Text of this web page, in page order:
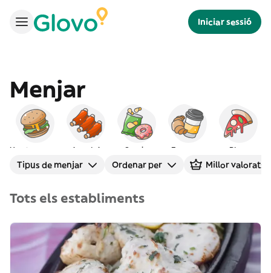
Iniciar sessió
Menjar
Americà Snacks Esmorzar Pizza
Tipus de menjar Ordenar per Millor valorats
Tots els establiments